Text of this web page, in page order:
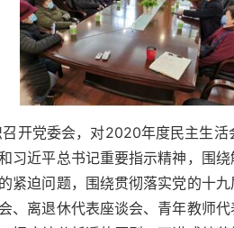
召开党委会，对2020年度民主生
习近平总书记重要指示精神，围
紧迫问题，围绕贯彻落实党的十
、离退休代表座谈会、青年教师